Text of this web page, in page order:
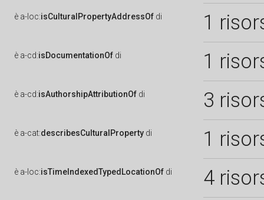
è a-loc:isCulturalPropertyAddressOf di 1
è a-cd:isDocumentationOf di 1
è a-cd:isAuthorshipAttributionOf di 3
è a-cat:describesCulturalProperty di 1
è a-loc:isTimeIndexedTypedLocationOf di 4